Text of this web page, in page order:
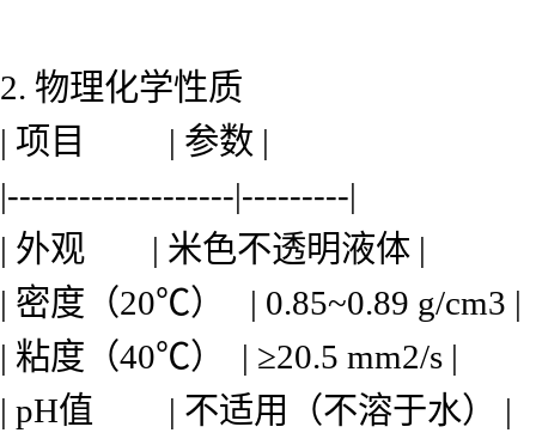
2. 物理化学性质
| 项目 | 参数 |
|-------------------|---------|
| 外观 | 米色不透明液体 |
| 密度（20℃） | 0.85~0.89 g/cm3 |
| 粘度（40℃） | ≥20.5 mm2/s |
| pH值 | 不适用（不溶于水） |